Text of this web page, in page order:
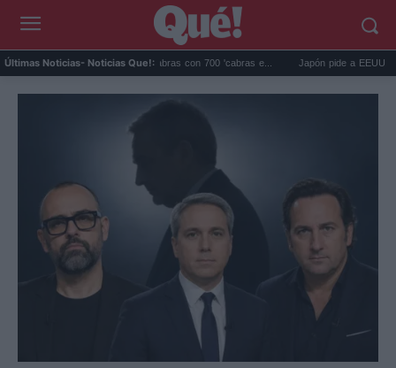
Últimas Noticias- Noticias Que!:
eliminó 140.000 cabras con 700 'cabras e... Japón pide a EEUU que deje de